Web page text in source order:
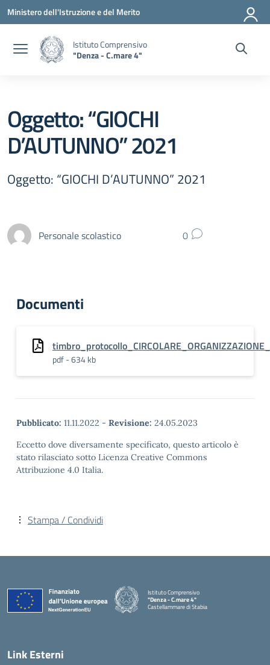
Vai ai contenuti
Vai al menu di navigazione
Vai al footer
Ministero dell'Istruzione e del Merito
Istituto Comprensivo
"Denza - C.mare 4"
Oggetto: “GIOCHI
D’AUTUNNO” 2021
Oggetto: “GIOCHI D’AUTUNNO” 2021
Personale scolastico 0
Documenti
pdf - 634 kb
Pubblicato: 11.11.2022 - Revisione: 24.05.2023
Eccetto dove diversamente specificato, questo articolo è
stato rilasciato sotto Licenza Creative Commons
Attribuzione 4.0 Italia.
Stampa / Condividi
Istituto Comprensivo
"Denza - C.mare 4"
Castellammare di Stabia
Link Esterni